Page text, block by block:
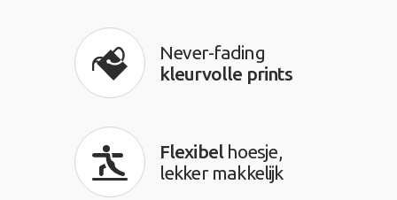
Never-fading
kleurvolle prints
Flexibelhoesje,
lekker makkelijk